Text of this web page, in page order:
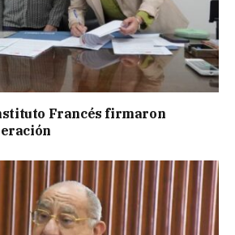
Francés firmaron